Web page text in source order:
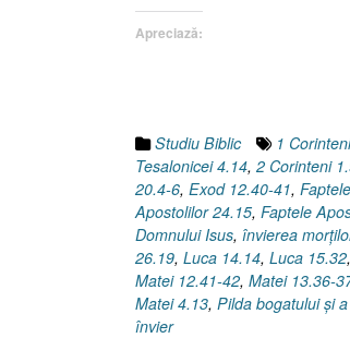
[Faptele
Apostolilor
17.18,
32-
34]”
Apreciază:
Studiu Biblic 1
Tesalonicei 4.14, 2 Corinteni
20.4-6, Exod 12.40-41,
Apostolilor 24.15, Faptele
Domnului Isus, învierea
26.19, Luca 14.14, Luca 15.32,
Matei 12.41-42, Matei 13.36-
Matei 4.13, Pilda bogatului şi
învier